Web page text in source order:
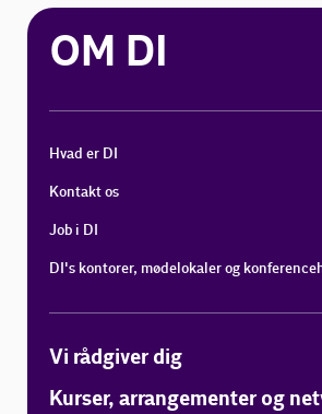
OM DI
Hvad er DI
Kontakt os
Job i DI
DI's kontorer, mødelokaler og
Vi rådgiver dig
Kurser, arrangementer og